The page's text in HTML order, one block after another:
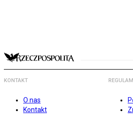
KONTAKT
O nas
Kontakt